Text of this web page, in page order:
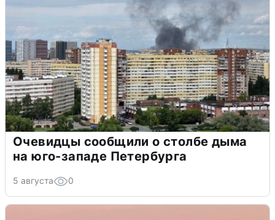
Очевидцы сообщили о столбе дыма
на юго-западе Петербурга
5 августа 0